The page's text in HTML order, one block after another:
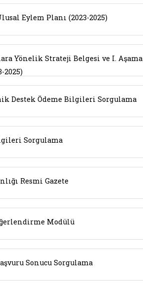
Eylem Planı (2023-2025)
Yönelik Strateji Belgesi ve I. Aşama
2025)
Destek Ödeme Bilgileri Sorgulama
Sorgulama
Resmi Gazete
Modülü
Sonucu Sorgulama